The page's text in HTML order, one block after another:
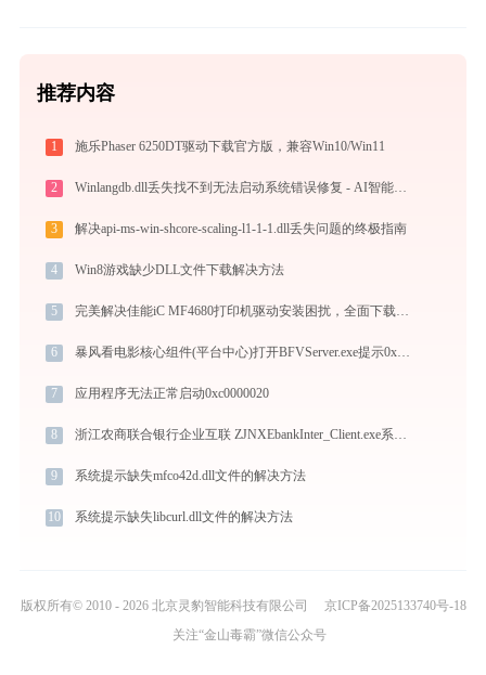
推荐内容
1 施乐Phaser 6250DT驱动下载官方版，兼容Win10/Win11
2 Winlangdb.dll丢失找不到无法启动系统错误修复 - AI智能助手解决方案
3 解决api-ms-win-shcore-scaling-l1-1-1.dll丢失问题的终极指南
4 Win8游戏缺少DLL文件下载解决方法
5 完美解决佳能iC MF4680打印机驱动安装困扰，全面下载安装教程
6 暴风看电影核心组件(平台中心)打开BFVServer.exe提示0xc0000008错误码怎么办
7 应用程序无法正常启动0xc0000020
8 浙江农商联合银行企业互联 ZJNXEbankInter_Client.exe系统错误libcurl.dll丢失如何解决
9 系统提示缺失mfco42d.dll文件的解决方法
10 系统提示缺失libcurl.dll文件的解决方法
版权所有© 2010 - 2026 北京灵豹智能科技有限公司
京ICP备2025133740号-18
关注“金山毒霸”微信公众号